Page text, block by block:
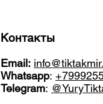
Контакты
Email:
Whatsapp:
Telegram: